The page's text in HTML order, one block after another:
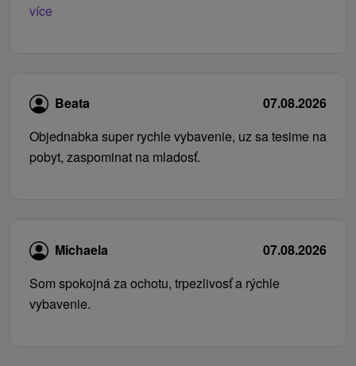
více
Beata
07.08.2026
Objednabka super rychle vybavenie, uz sa tesime na
pobyt, zaspominat na mladosť.
Michaela
07.08.2026
Som spokojná za ochotu, trpezlivosť a rýchle
vybavenie.